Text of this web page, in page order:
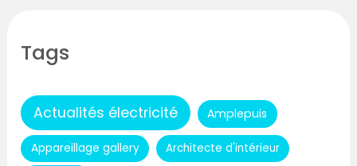
Tags
Actualités électricité Amplepuis
Appareillage gallery Architecte d'intérieur